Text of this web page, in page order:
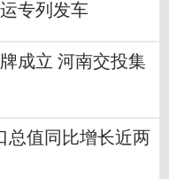
专列发车
成立 河南交投集
总值同比增长近两